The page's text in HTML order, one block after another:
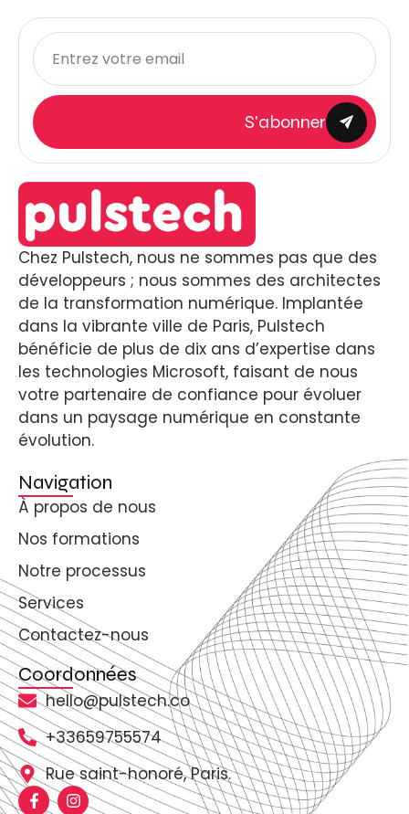
Chez Pulstech, nous ne sommes pas que des
développeurs ; nous sommes des architectes
de la transformation numérique. Implantée
dans la vibrante ville de Paris, Pulstech
bénéficie de plus de dix ans d’expertise dans
les technologies Microsoft, faisant de nous
votre partenaire de confiance pour évoluer
dans un paysage numérique en constante
évolution.
Navigation
À propos de nous
Nos formations
Notre processus
Services
Contactez-nous
Coordonnées
hello@pulstech.co
+33659755574
Rue saint-honoré, Paris.
S'abonner